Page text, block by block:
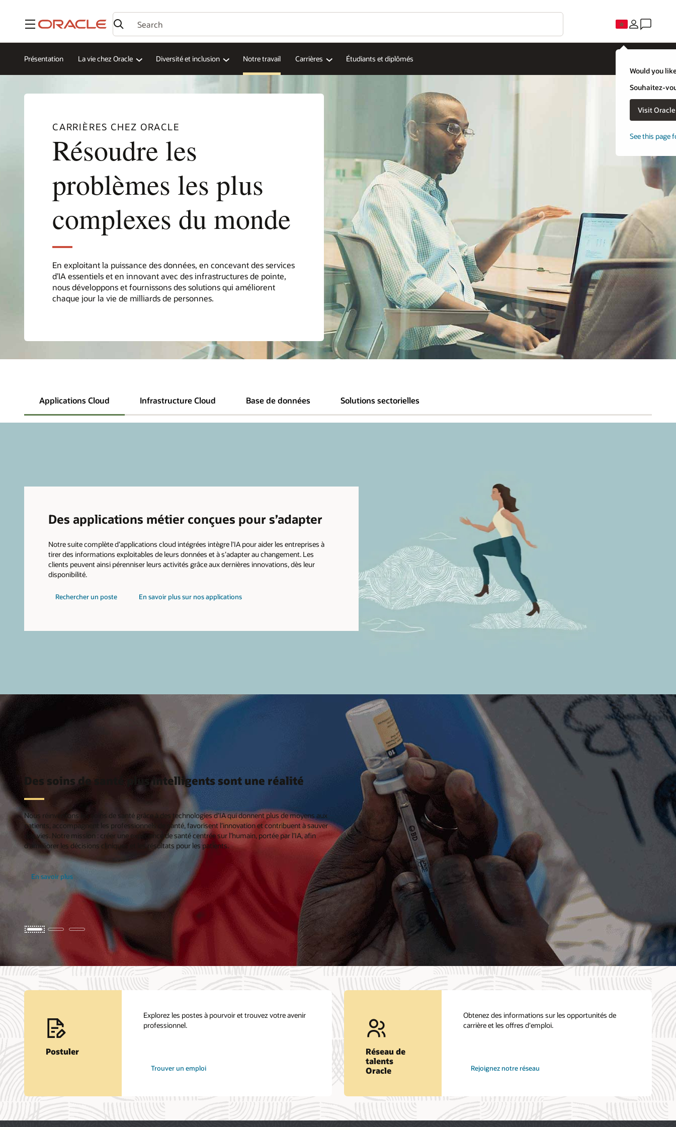
Menu
Would you
Souhaitez-
Visit
See this page
Présentation La vie chez Oracle Diversité et inclusion Notre travail Carrières Étudiants et diplômés
CARRIÈRES CHEZ ORACLE
Résoudre les
problèmes les plus
complexes du monde
En exploitant la puissance des données, en concevant des services
d’IA essentiels et en innovant avec des infrastructures de pointe,
nous développons et fournissons des solutions qui améliorent
chaque jour la vie de milliards de personnes.
Applications Cloud Infrastructure Cloud Base de données Solutions sectorielles
Des applications métier conçues pour s’adapter
Notre suite complète d’applications cloud intégrées intègre l’IA pour aider les entreprises à
tirer des informations exploitables de leurs données et à s’adapter au changement. Les
clients peuvent ainsi pérenniser leurs activités grâce aux dernières innovations, dès leur
disponibilité.
Rechercher un poste En savoir plus sur nos applications
Des soins de santé plus intelligents sont une réalité
Nous réinventons les soins de santé grâce à des technologies d’IA qui donnent plus de moyens aux
patients, accompagnent les professionnels de santé, favorisent l’innovation et contribuent à sauver
des vies. Notre mission : créer une expérience de santé centrée sur l’humain, portée par l’IA, afin
d’améliorer les décisions cliniques et les résultats pour les patients.
En savoir plus
Postuler
Explorez les postes à pourvoir et trouvez votre avenir
professionnel.
Trouver un emploi
Oracle
Réseau de
talents
Oracle
Obtenez des informations sur les opportunités de
carrière et les offres d'emploi.
Rejoignez notre réseau
Oracle